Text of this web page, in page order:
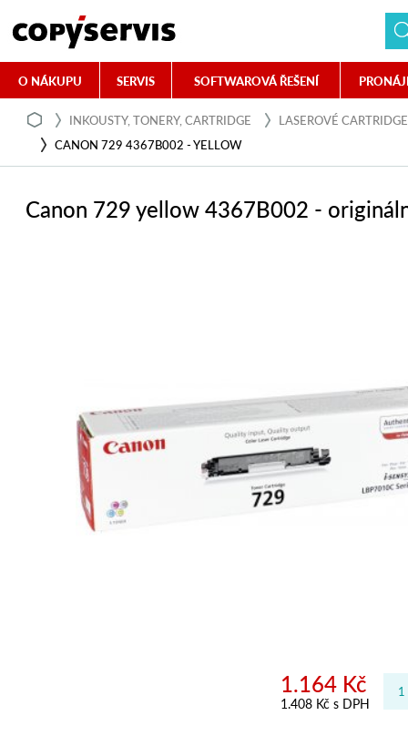
O NÁKUPU SERVIS SOFTWAROVÁ ŘEŠENÍ
INKOUSTY, TONERY, CARTRIDGE
LASEROVÉ CARTRIDGE
CANON 729 4367B002 - YELLOW
Canon 729 yellow 4367B002 -
1.164 Kč
1.408 Kč s DPH